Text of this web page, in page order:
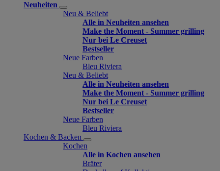
Neuheiten
Neu & Beliebt
Alle in Neuheiten ansehen
Make the Moment - Summer grilling
Nur bei Le Creuset
Bestseller
Neue Farben
Bleu Riviera
Neu & Beliebt
Alle in Neuheiten ansehen
Make the Moment - Summer grilling
Nur bei Le Creuset
Bestseller
Neue Farben
Bleu Riviera
Kochen & Backen
Kochen
Alle in Kochen ansehen
Bräter